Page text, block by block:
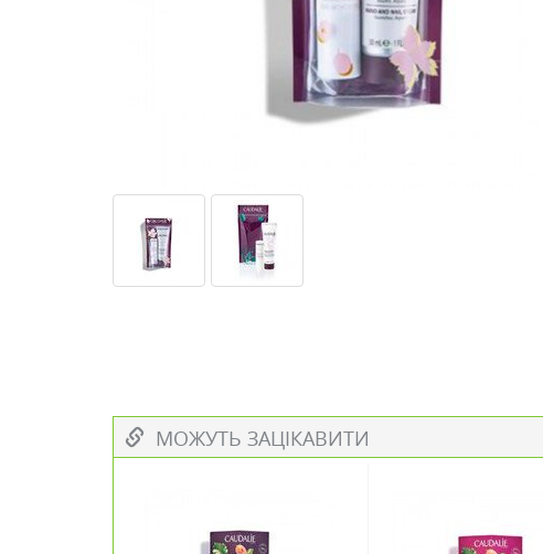
МОЖУТЬ ЗАЦІКАВИТИ